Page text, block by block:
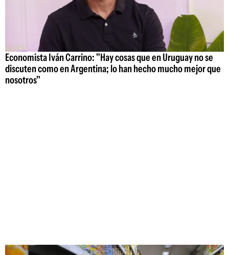
Economista Iván Carrino: "Hay cosas que en Uruguay no se
discuten como en Argentina; lo han hecho mucho mejor que
nosotros"